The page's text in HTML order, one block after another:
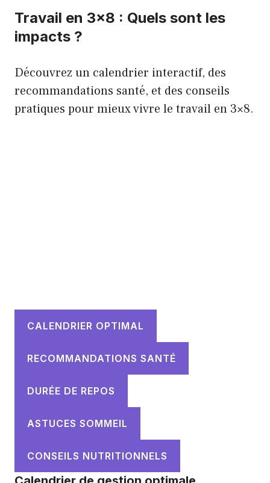
Travail en 3×8 : Quels sont les
impacts ?
Découvrez un calendrier interactif, des
recommandations santé, et des conseils
pratiques pour mieux vivre le travail en 3×8.
CALENDRIER OPTIMAL
RECOMMANDATIONS SANTÉ
DURÉE DE REPOS
ASTUCES SOMMEIL
CONSEILS NUTRITIONNELS